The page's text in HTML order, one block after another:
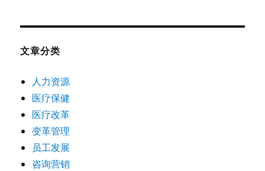
文章分类
人力资源
医疗保健
医疗改革
变革管理
员工发展
咨询营销